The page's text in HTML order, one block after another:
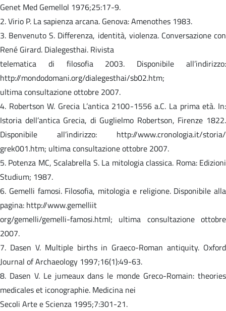
Genet Med Gemellol 1976;25:17-9.
2. Virio P. La sapienza arcana. Genova: Amenothes 1983.
3. Benvenuto S. Differenza, identità, violenza. Conversazione con
René Girard. Dialegesthai. Rivista
telematica di filosofia 2003. Disponibile all’indirizzo:
http://mondodomani.org/dialegesthai/sb02.htm;
ultima consultazione ottobre 2007.
4. Robertson W. Grecia L’antica 2100-1556 a.C. La prima età. In:
Istoria dell’antica Grecia, di Guglielmo Robertson, Firenze 1822.
Disponibile all’indirizzo: http://www.cronologia.it/storia/
grek001.htm; ultima consultazione ottobre 2007.
5. Potenza MC, Scalabrella S. La mitologia classica. Roma: Edizioni
Studium; 1987.
6. Gemelli famosi. Filosofia, mitologia e religione. Disponibile alla
pagina: http://www.gemelliit
org/gemelli/gemelli-famosi.html; ultima consultazione ottobre
2007.
7. Dasen V. Multiple births in Graeco-Roman antiquity. Oxford
Journal of Archaeology 1997;16(1):49-63.
8. Dasen V. Le jumeaux dans le monde Greco-Romain: theories
medicales et iconographie. Medicina nei
Secoli Arte e Scienza 1995;7:301-21.